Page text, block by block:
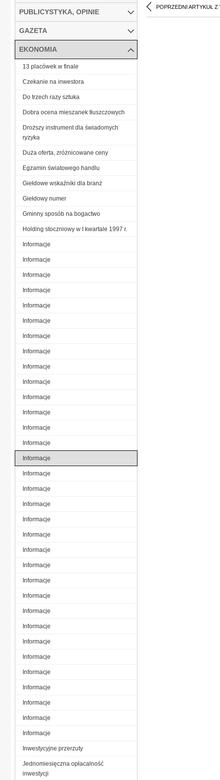
POPRZEDNI ARTYKUŁ Z
PUBLICYSTYKA, OPINIE
GAZETA
EKONOMIA
13 placówek w finale
Czekanie na inwestora
Do trzech razy sztuka
Dobra ocena mieszanek tłuszczowych
Droższy instrument dla świadomych
ryzyka
Duża oferta, zróżnicowane ceny
Egzamin światowego handlu
Giełdowe wskaźniki dla branż
Giełdowy numer
Gminny sposób na bogactwo
Holding stoczniowy w I kwartale 1997 r.
Informacje
Informacje
Informacje
Informacje
Informacje
Informacje
Informacje
Informacje
Informacje
Informacje
Informacje
Informacje
Informacje
Informacje
Informacje
Informacje
Informacje
Informacje
Informacje
Informacje
Informacje
Informacje
Informacje
Informacje
Informacje
Informacje
Informacje
Informacje
Informacje
Informacje
Informacje
Informacje
Informacje
Inwestycyjne przerzuty
Jednomiesięczna opłacalność
inwestycji